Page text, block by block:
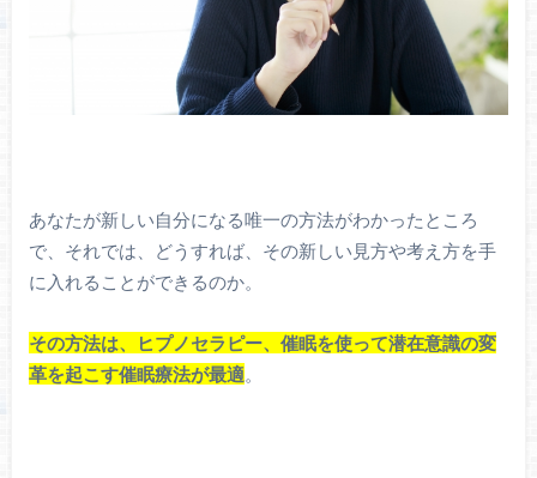
あなたが新しい自分になる唯一の方法がわかったところ
で、それでは、どうすれば、その新しい見方や考え方を手
に入れることができるのか。
その方法は、ヒプノセラピー、催眠を使って潜在意識の変
革を起こす催眠療法が最適。